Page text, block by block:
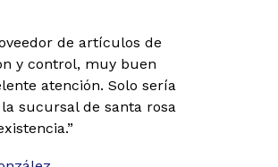
de artículos de
y control, muy buen
atención. Solo sería
sucursal de santa rosa